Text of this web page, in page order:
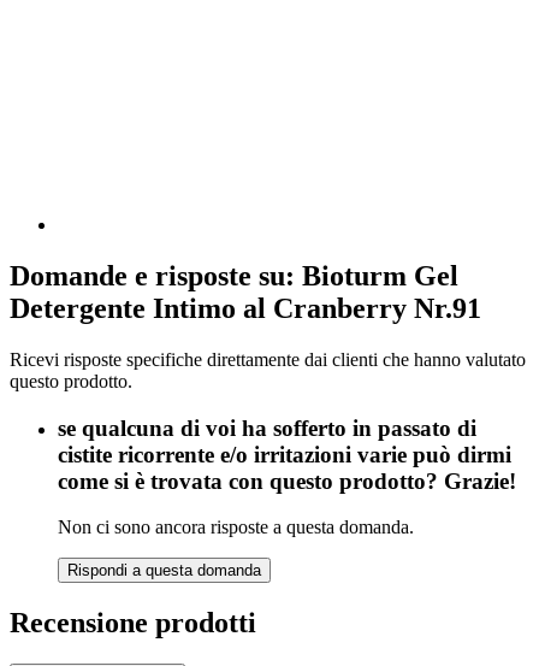
Domande e risposte su: Bioturm Gel
Detergente Intimo al Cranberry Nr.91
Ricevi risposte specifiche direttamente dai clienti che hanno valutato
questo prodotto.
se qualcuna di voi ha sofferto in passato di
cistite ricorrente e/o irritazioni varie può dirmi
come si è trovata con questo prodotto? Grazie!
Non ci sono ancora risposte a questa domanda.
Rispondi a questa domanda
Recensione prodotti